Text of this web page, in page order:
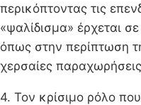
περικόπτοντας τις
«ψαλίδισμα» έρχεται
όπως στην περίπτωση
χερσαίες
4. Τον κρίσιμο ρόλο